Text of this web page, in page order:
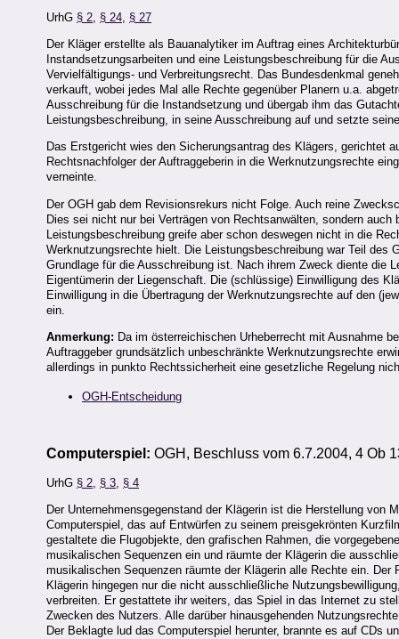
UrhG § 2 § 24 § 27
Der Kläger erstellte als Bauanalytiker im Auftrag eines
Instandsetzungsarbeiten und eine Leistungsbeschreibung für die
Vervielfältigungs- und Verbreitungsrecht. Das Bundesdenkmal
verkauft, wobei jedes Mal alle Rechte gegenüber Planern u.a.
Ausschreibung für die Instandsetzung und übergab ihm das
Leistungsbeschreibung, in seine Ausschreibung auf und setzte
Das Erstgericht wies den Sicherungsantrag des Klägers, gerichtet
Rechtsnachfolger der Auftraggeberin in die Werknutzungsrechte
verneinte.
Der OGH gab dem Revisionsrekurs nicht Folge. Auch reine
Dies sei nicht nur bei Verträgen von Rechtsanwälten, sondern
Leistungsbeschreibung greife aber schon deswegen nicht in die
Werknutzungsrechte hielt. Die Leistungsbeschreibung war Teil
Grundlage für die Ausschreibung ist. Nach ihrem Zweck diente die
Eigentümerin der Liegenschaft. Die (schlüssige) Einwilligung des
Einwilligung in die Übertragung der Werknutzungsrechte auf den
ein.
Anmerkung: Da im österreichischen Urheberrecht mit Ausnahme
Auftraggeber grundsätzlich unbeschränkte Werknutzungsrechte
allerdings in punkto Rechtssicherheit eine gesetzliche Regelung
OGH-Entscheidung
Computerspiel: OGH, Beschluss vom 6.7.2004, 4 Ob
UrhG § 2 § 3 § 4
Der Unternehmensgegenstand der Klägerin ist die Herstellung von
Computerspiel, das auf Entwürfen zu seinem preisgekrönten
gestaltete die Flugobjekte, den grafischen Rahmen, die
musikalischen Sequenzen ein und räumte der Klägerin die
musikalischen Sequenzen räumte der Klägerin alle Rechte ein.
Klägerin hingegen nur die nicht ausschließliche
verbreiten. Er gestattete ihr weiters, das Spiel in das Internet zu
Zwecken des Nutzers. Alle darüber hinausgehenden
Der Beklagte lud das Computerspiel herunter, brannte es auf CDs